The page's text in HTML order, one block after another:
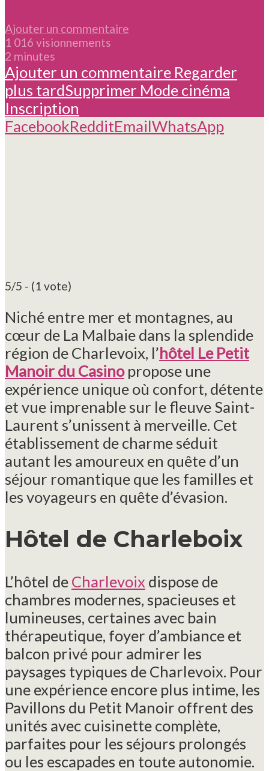
Ajouter un commentaire
1 016 visionnements
2 minutes
Ajouter un commentaire Regarder
plus tardSupprimer Mode cinéma
Inscription
FacebookRedditEmailWhatsApp
5/5 - (1 vote)
Niché entre mer et montagnes, au
cœur de La Malbaie dans la splendide
région de Charlevoix, l’hôtel Le Petit
Manoir du Casinopropose une
expérience unique où confort, détente
et vue imprenable sur le fleuve Saint-
Laurent s’unissent à merveille. Cet
établissement de charme séduit
autant les amoureux en quête d’un
séjour romantique que les familles et
les voyageurs en quête d’évasion.
Hôtel de Charleboix
L’hôtel de Charlevoix dispose de
chambres modernes, spacieuses et
lumineuses, certaines avec bain
thérapeutique, foyer d’ambiance et
balcon privé pour admirer les
paysages typiques de Charlevoix. Pour
une expérience encore plus intime, les
Pavillons du Petit Manoir offrent des
unités avec cuisinette complète,
parfaites pour les séjours prolongés
ou les escapades en toute autonomie.